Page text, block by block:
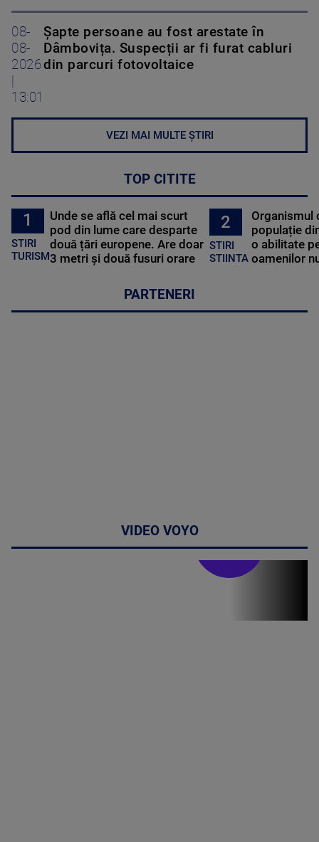
08-
08-
2026
13:01
Șapte persoane au fost arestate în
Dâmbovița. Suspecții ar fi furat cabluri
din parcuri fotovoltaice
VEZI MAI MULTE ȘTIRI
TOP CITITE
1
STIRI
TURISM
Unde se află cel mai scurt
pod din lume care desparte
două țări europene. Are doar
3 metri și două fusuri orare
2
STIRI
STIINTA
Organismul
populație
o abilitate
oamenilor
PARTENERI
VIDEO VOYO